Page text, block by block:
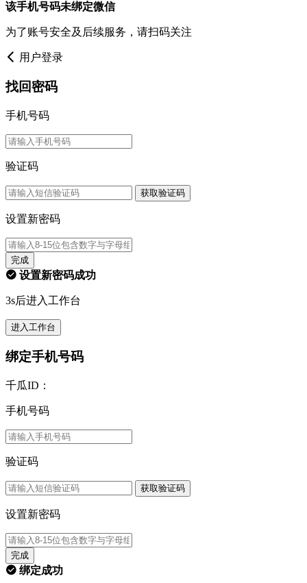
该手机号码未绑定微信
为了账号安全及后续服务，请扫码关注
用户登录
找回密码
手机号码
验证码
获取验证码
设置新密码
完成
设置新密码成功
3s后进入工作台
进入工作台
绑定手机号码
千瓜ID：
手机号码
验证码
获取验证码
设置新密码
完成
绑定成功